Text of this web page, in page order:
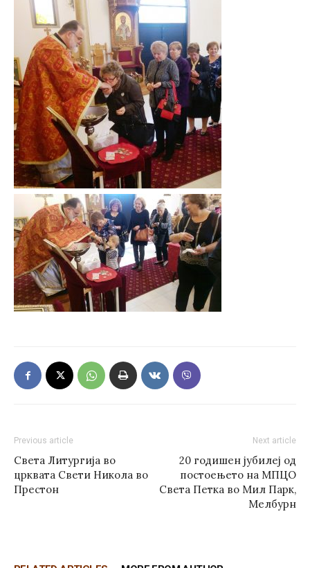
Previous article
Света Литургија во
црквата Свети Никола во
Престон
Next article
20 годишен јубилеј од
постоењето на МПЦО
Света Петка во Мил Парк,
Мелбурн